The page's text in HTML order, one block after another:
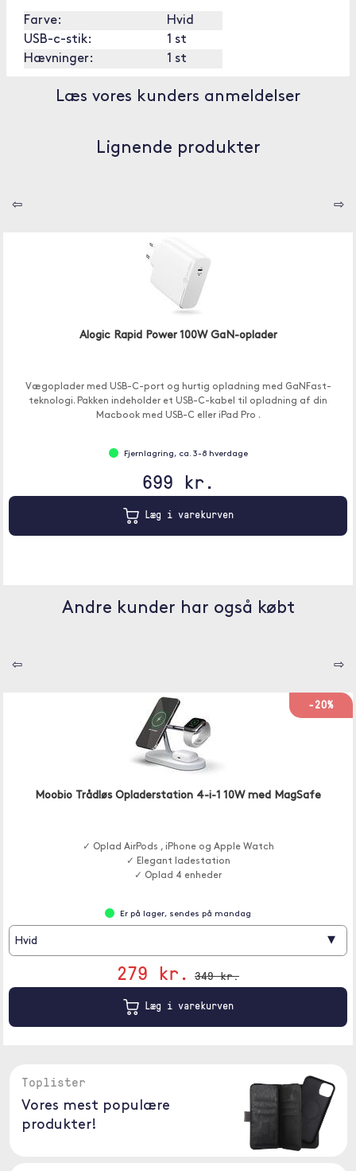
Farve:
Hvid
USB-c-stik:
1 st
Hævninger:
1 st
Læs vores kunders anmeldelser
Lignende produkter
⇦ ⇨
Alogic Rapid Power 100W GaN-oplader
Vægoplader med USB-C-port og hurtig opladning med GaNFast-
teknologi. Pakken indeholder et USB-C-kabel til opladning af din
Macbook med USB-C eller iPad Pro .
Fjernlagring, ca. 3-8 hverdage
699 kr.
Læg i varekurven
Andre kunder har også købt
⇦ ⇨
-20%
Moobio Trådløs Opladerstation 4-i-1 10W med MagSafe
✓ Oplad AirPods , iPhone og Apple Watch
✓ Elegant ladestation
✓ Oplad 4 enheder
Er på lager, sendes på mandag
Hvid ▾
279 kr. 349 kr.
Læg i varekurven
Toplister
Vores mest populære
produkter!